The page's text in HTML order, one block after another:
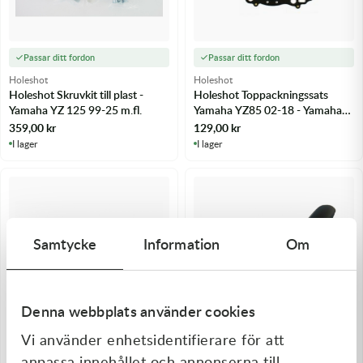
Samtycke Information Om
Denna webbplats använder cookies
Vi använder enhetsidentifierare för att
Passar ditt fordon
Holeshot
Holeshot Skruvkit till plast -
Yamaha YZ 125 99-25 m.fl.
359,00kr
I lager
Passar ditt fordon
Holeshot
Holeshot Toppackningssats
Yamaha YZ85 02-18 - Yamaha
YZ 85 02-18
129,00kr
I lager